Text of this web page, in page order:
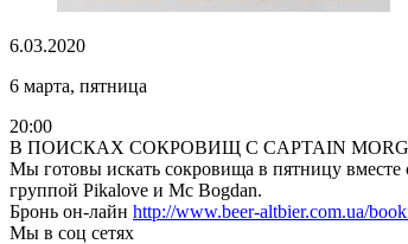
6.03.2020
6 марта, пятница
20:00
В ПОИСКАХ СОКРОВИЩ С CAPTAIN
Мы готовы искать сокровища в пятницу вместе
группой Pikalove и Mc Bogdan.
Бронь он-лайн http://www.beer-altbier.com.ua/
Мы в соц сетях